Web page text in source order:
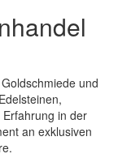
und
in der
an exklusiven